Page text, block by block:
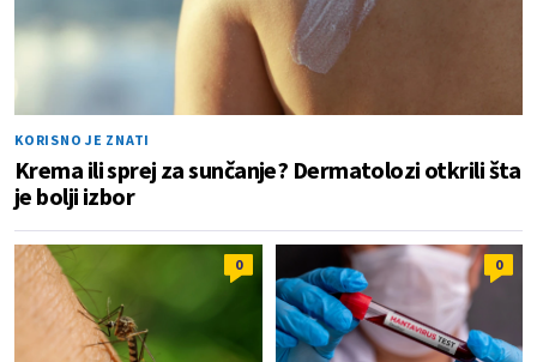
KORISNO JE ZNATI
Krema ili sprej za sunčanje? Dermatolozi otkrili šta
je bolji izbor
0 0